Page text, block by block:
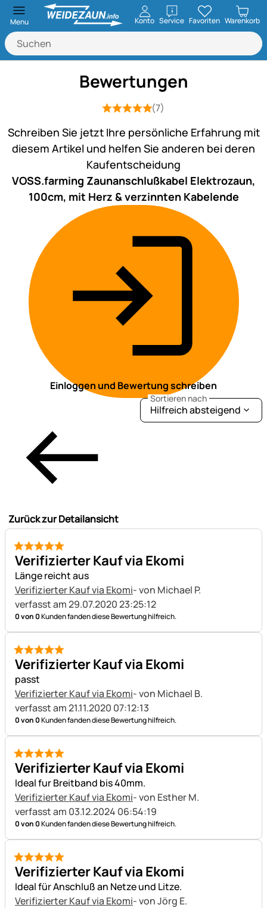
Menu Konto ServiceöffnenFavoriten Warenkorb
Bewertungen
Bewertung: 5 von 5 (7 Bewertungen)
7 Bewertungen
(7)
Schreiben Sie jetzt Ihre persönliche Erfahrung mit
diesem Artikel und helfen Sie anderen bei deren
Kaufentscheidung
VOSS.farming Zaunanschlußkabel Elektrozaun,
100cm, mit Herz & verzinnten Kabelende
Einloggen und Bewertung schreiben
Zurück zur Detailansicht
Sortieren nach
Hilfreich absteigend
5 von 5
Verifizierter Kauf via Ekomi
Länge reicht aus
Verifizierter Kauf via Ekomi- von Michael P.
verfasst am 29.07.2020 23:25:12
0 von 0Kunden fanden diese Bewertung hilfreich.
5 von 5
Verifizierter Kauf via Ekomi
passt
Verifizierter Kauf via Ekomi- von Michael B.
verfasst am 21.11.2020 07:12:13
0 von 0Kunden fanden diese Bewertung hilfreich.
5 von 5
Verifizierter Kauf via Ekomi
Ideal fur Breitband bis 40mm.
Verifizierter Kauf via Ekomi- von Esther M.
verfasst am 03.12.2024 06:54:19
0 von 0Kunden fanden diese Bewertung hilfreich.
5 von 5
Verifizierter Kauf via Ekomi
Ideal für Anschluß an Netze und Litze.
Verifizierter Kauf via Ekomi- von Jörg E.